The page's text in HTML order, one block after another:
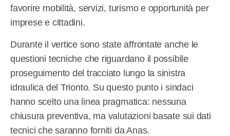
favorire mobilità, servizi, turismo e opportunità per
imprese e cittadini.
Durante il vertice sono state affrontate anche le
questioni tecniche che riguardano il possibile
proseguimento del tracciato lungo la sinistra
idraulica del Trionto. Su questo punto i sindaci
hanno scelto una linea pragmatica: nessuna
chiusura preventiva, ma valutazioni basate sui dati
tecnici che saranno forniti da Anas.